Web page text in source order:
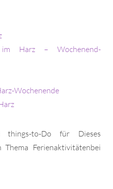
im Harz – Wochenend-
Wochenende
to-Do für Dieses
Ferienaktivitätenbei